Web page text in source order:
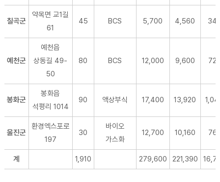
칠곡군
약목면 교1길
61
45 BCS 5,700 4,560
예천군
예천읍
상동길 49-
50
80 BCS 12,000 9,600
봉화군
봉화읍
석평리 1014
90 액상부식 17,400 13,920
울진군
환경엑스포로
197
30
바이오
가스화
12,700 10,160
계 1,910 279,600 221,390